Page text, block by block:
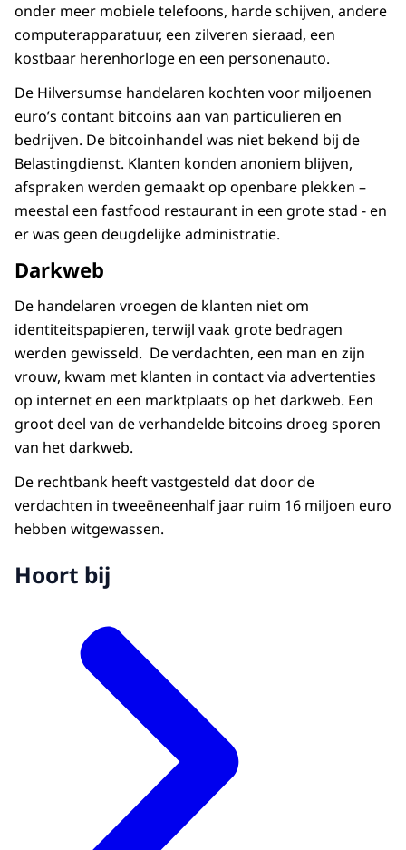
onder meer mobiele telefoons, harde schijven, andere
computerapparatuur, een zilveren sieraad, een
kostbaar herenhorloge en een personenauto.
De Hilversumse handelaren kochten voor miljoenen
euro’s contant bitcoins aan van particulieren en
bedrijven. De bitcoinhandel was niet bekend bij de
Belastingdienst. Klanten konden anoniem blijven,
afspraken werden gemaakt op openbare plekken –
meestal een fastfood restaurant in een grote stad - en
er was geen deugdelijke administratie.
Darkweb
De handelaren vroegen de klanten niet om
identiteitspapieren, terwijl vaak grote bedragen
werden gewisseld. De verdachten, een man en zijn
vrouw, kwam met klanten in contact via advertenties
op internet en een marktplaats op het darkweb. Een
groot deel van de verhandelde bitcoins droeg sporen
van het darkweb.
De rechtbank heeft vastgesteld dat door de
verdachten in tweeëneenhalf jaar ruim 16 miljoen euro
hebben witgewassen.
Hoort bij